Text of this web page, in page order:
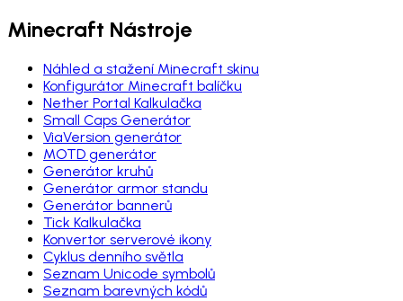
Minecraft Nástroje
Náhled a stažení Minecraft skinu
Konfigurátor Minecraft balíčku
Nether Portal Kalkulačka
Small Caps Generátor
ViaVersion generátor
MOTD generátor
Generátor kruhů
Generátor armor standu
Generátor bannerů
Tick Kalkulačka
Konvertor serverové ikony
Cyklus denního světla
Seznam Unicode symbolů
Seznam barevných kódů